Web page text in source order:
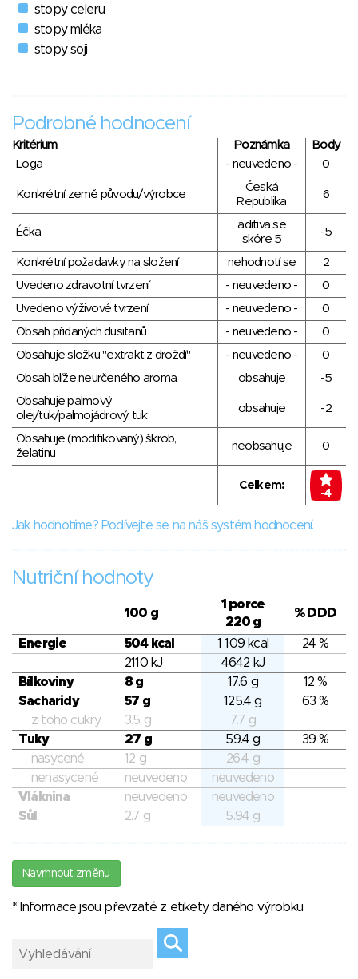
stopy celeru
stopy mléka
stopy soji
Podrobné hodnocení
Kritérium Poznámka
Body
Loga
- neuvedeno - 0
Konkrétní země původu/výrobce
Česká
Republika
6
Éčka
aditiva se
skóre 5
-5
Konkrétní požadavky na složení nehodnotí se
2
Uvedeno zdravotní tvrzení
- neuvedeno -
0
Uvedeno výživové tvrzení
- neuvedeno -
0
Obsah přidaných dusitanů
- neuvedeno -
0
Obsahuje složku "extrakt z droždí"
- neuvedeno -
0
Obsah blíže neurčeného aroma
obsahuje
-5
Obsahuje palmový
olej/tuk/palmojádrový tuk
obsahuje -2
Obsahuje (modifikovaný) škrob,
želatinu
neobsahuje 0
Celkem:
-4
Jak hodnotíme? Podívejte se na náš systém hodnocení.
Nutriční hodnoty
100 g
1 porce
220 g
% DDD
Energie 504 kcal 1 109 kcal
24 %
2110 kJ
4642 kJ
Bílkoviny
8 g 17.6 g
12 %
Sacharidy
57 g 125.4 g
63 %
z toho cukry
3.5 g
7.7 g
Tuky
27 g 59.4 g
39 %
nasycené
12 g
26.4 g
nenasycené
neuvedeno
neuvedeno
Vláknina
neuvedeno
neuvedeno
Sůl
2.7 g 5.94 g
Navrhnout změnu
* Informace jsou převzaté z etikety daného výrobku